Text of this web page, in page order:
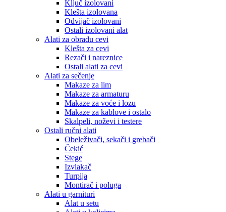
Ključ izolovani
Klešta izolovana
Odvijač izolovani
Ostali izolovani alat
Alati za obradu cevi
Klešta za cevi
Rezači i nareznice
Ostali alati za cevi
Alati za sečenje
Makaze za lim
Makaze za armaturu
Makaze za voće i lozu
Makaze za kablove i ostalo
Skalpeli, noževi i testere
Ostali ručni alati
Obeleživači, sekači i grebači
Čekić
Stege
Izvlakač
Turpija
Montirač i poluga
Alati u garnituri
Alat u setu